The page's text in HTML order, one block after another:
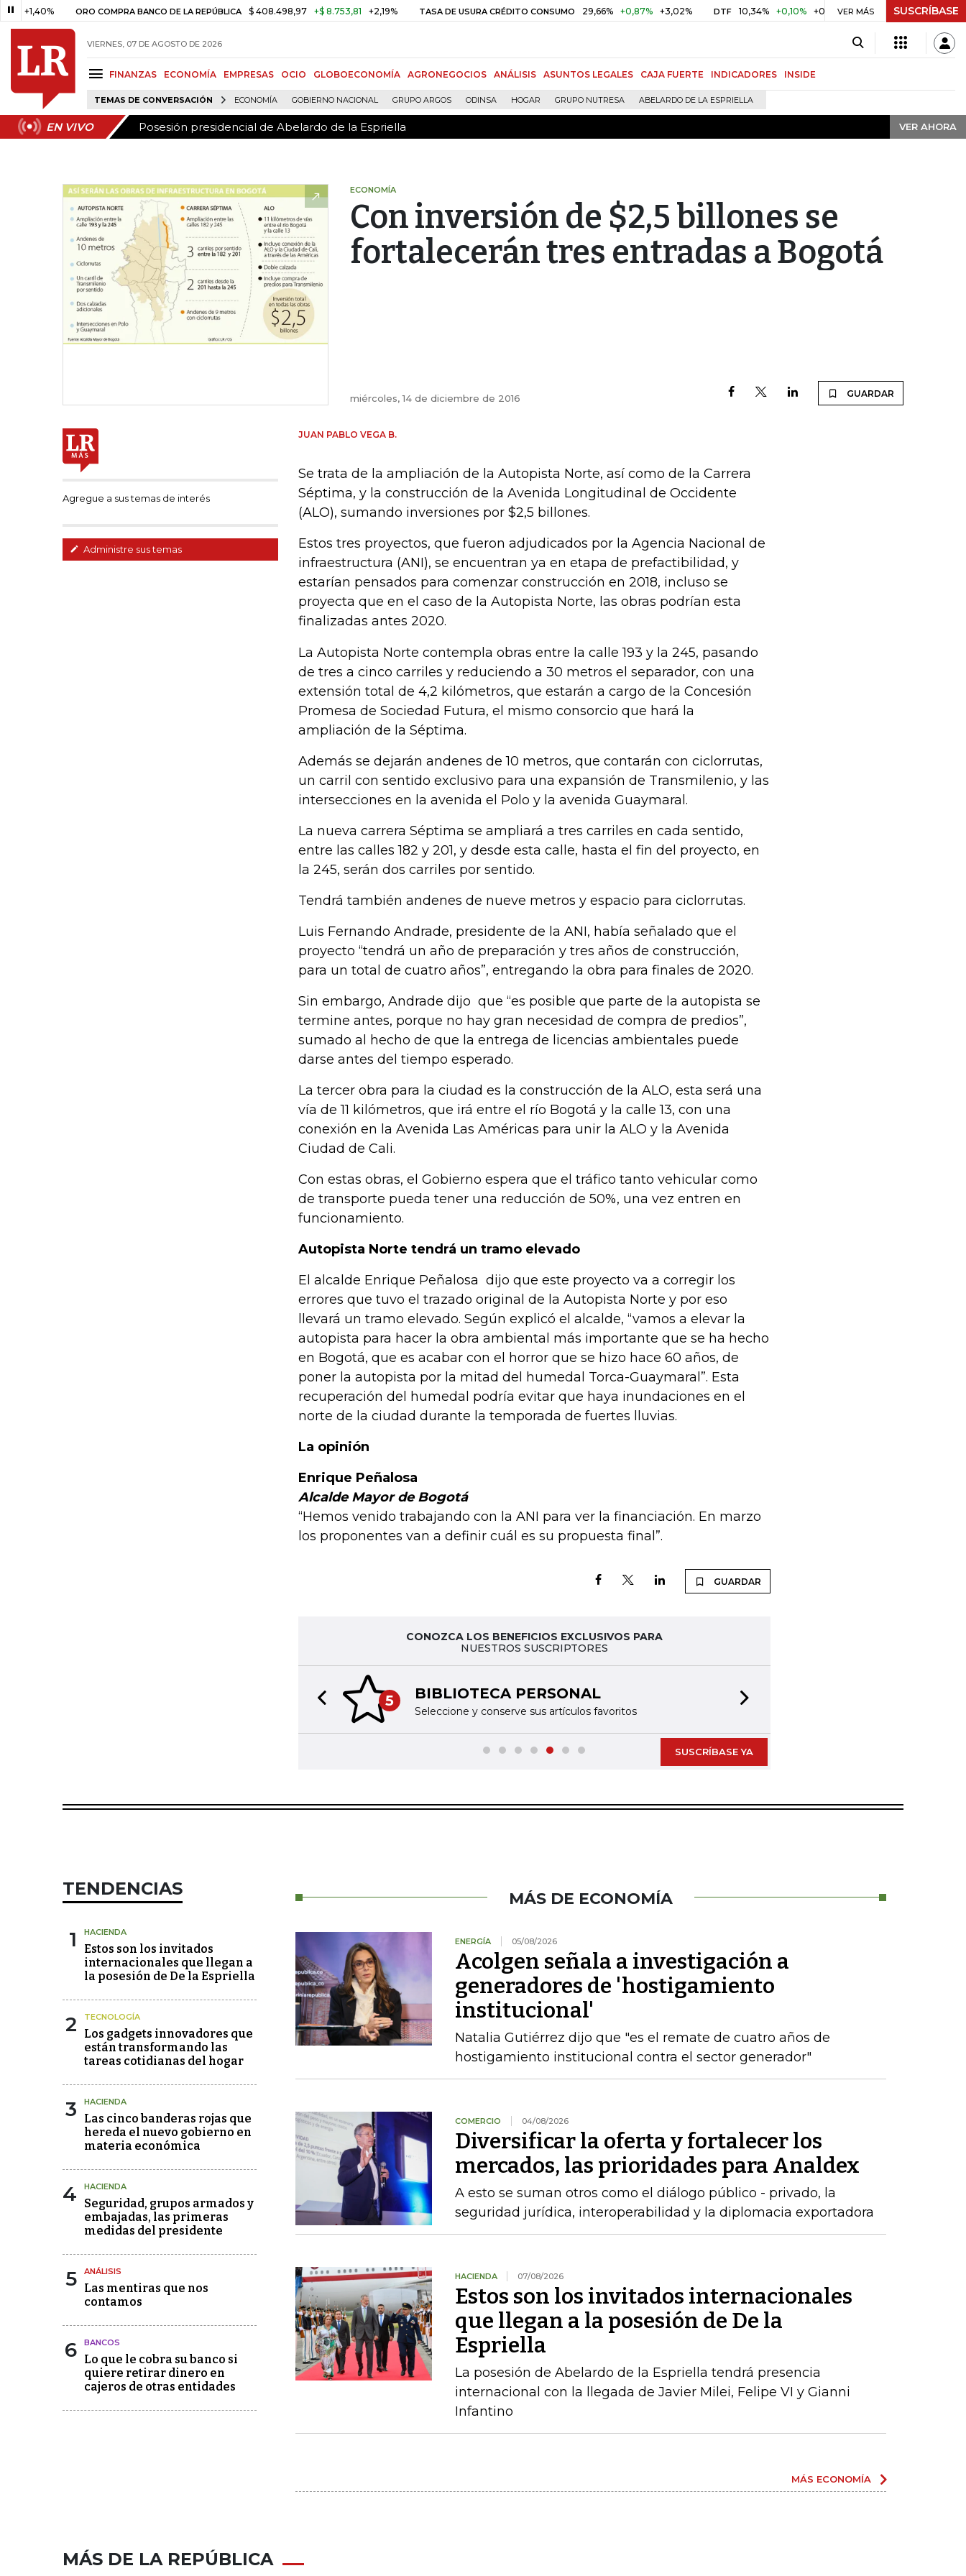
ORO COMPRA BANCO DE LA REPÚBLICA $ 408.498,97 +$ 8.753,81 +2,19% TASA DE USURA CRÉDITO CONSUMO 29,66% +0,87% +3,02% DTF 10,34% +0,10% +0,98% UVR $ 416,91 +$ 0,05 +0,01%
VER MÁS SUSCRÍBASE
VIERNES, 07 DE AGOSTO DE 2026
FINANZAS ECONOMÍA EMPRESAS OCIO GLOBOECONOMÍA AGRONEGOCIOS ANÁLISIS ASUNTOS LEGALES CAJA FUERTE INDICADORES INSIDE
TEMAS DE CONVERSACIÓN ECONOMÍA GOBIERNO NACIONAL GRUPO ARGOS ODINSA HOGAR GRUPO NUTRESA ABELARDO DE LA ESPRIELLA
EN VIVO Posesión presidencial de Abelardo de la Espriella VER AHORA
EN VIVO Posesión presidencial de Abelardo de la Espriella VER AHORA
ECONOMÍA
Con inversión de $2,5 billones se
fortalecerán tres entradas a Bogotá
miércoles, 14 de diciembre de 2016 GUARDAR
Agregue a sus temas de interés
Administre sus temas
JUAN PABLO VEGA B.
Se trata de la ampliación de la Autopista Norte, así como de la Carrera
Séptima, y la construcción de la Avenida Longitudinal de Occidente
(ALO), sumando inversiones por $2,5 billones.
Estos tres proyectos, que fueron adjudicados por la Agencia Nacional de
infraestructura (ANI), se encuentran ya en etapa de prefactibilidad, y
estarían pensados para comenzar construcción en 2018, incluso se
proyecta que en el caso de la Autopista Norte, las obras podrían esta
finalizadas antes 2020.
La Autopista Norte contempla obras entre la calle 193 y la 245, pasando
de tres a cinco carriles y reduciendo a 30 metros el separador, con una
extensión total de 4,2 kilómetros, que estarán a cargo de la Concesión
Promesa de Sociedad Futura, el mismo consorcio que hará la
ampliación de la Séptima.
Además se dejarán andenes de 10 metros, que contarán con ciclorrutas,
un carril con sentido exclusivo para una expansión de Transmilenio, y las
intersecciones en la avenida el Polo y la avenida Guaymaral.
La nueva carrera Séptima se ampliará a tres carriles en cada sentido,
entre las calles 182 y 201, y desde esta calle, hasta el fin del proyecto, en
la 245, serán dos carriles por sentido.
Tendrá también andenes de nueve metros y espacio para ciclorrutas.
Luis Fernando Andrade, presidente de la ANI, había señalado que el
proyecto “tendrá un año de preparación y tres años de construcción,
para un total de cuatro años”, entregando la obra para finales de 2020.
Sin embargo, Andrade dijo que “es posible que parte de la autopista se
termine antes, porque no hay gran necesidad de compra de predios”,
sumado al hecho de que la entrega de licencias ambientales puede
darse antes del tiempo esperado.
La tercer obra para la ciudad es la construcción de la ALO, esta será una
vía de 11 kilómetros, que irá entre el río Bogotá y la calle 13, con una
conexión en la Avenida Las Américas para unir la ALO y la Avenida
Ciudad de Cali.
Con estas obras, el Gobierno espera que el tráfico tanto vehicular como
de transporte pueda tener una reducción de 50%, una vez entren en
funcionamiento.
Autopista Norte tendrá un tramo elevado
El alcalde Enrique Peñalosa dijo que este proyecto va a corregir los
errores que tuvo el trazado original de la Autopista Norte y por eso
llevará un tramo elevado. Según explicó el alcalde, “vamos a elevar la
autopista para hacer la obra ambiental más importante que se ha hecho
en Bogotá, que es acabar con el horror que se hizo hace 60 años, de
poner la autopista por la mitad del humedal Torca-Guaymaral”. Esta
recuperación del humedal podría evitar que haya inundaciones en el
norte de la ciudad durante la temporada de fuertes lluvias.
La opinión
Enrique Peñalosa
Alcalde Mayor de Bogotá
“Hemos venido trabajando con la ANI para ver la financiación. En marzo
los proponentes van a definir cuál es su propuesta final”.
GUARDAR
CONOZCA LOS BENEFICIOS EXCLUSIVOS PARA
NUESTROS SUSCRIPTORES
5 BIBLIOTECA PERSONAL
Seleccione y conserve sus artículos favoritos
Previous slide
SUSCRÍBASE YA
TENDENCIAS
1 HACIENDA
Estos son los invitados
internacionales que llegan a
la posesión de De la Espriella
2 TECNOLOGÍA
Los gadgets innovadores que
están transformando las
tareas cotidianas del hogar
3 HACIENDA
Las cinco banderas rojas que
hereda el nuevo gobierno en
materia económica
4 HACIENDA
Seguridad, grupos armados y
embajadas, las primeras
medidas del presidente
5 ANÁLISIS
Las mentiras que nos
contamos
6 BANCOS
Lo que le cobra su banco si
quiere retirar dinero en
cajeros de otras entidades
MÁS DE ECONOMÍA
ENERGÍA 05/08/2026
Acolgen señala a investigación a
generadores de 'hostigamiento
institucional'
Natalia Gutiérrez dijo que "es el remate de cuatro años de
hostigamiento institucional contra el sector generador"
COMERCIO 04/08/2026
Diversificar la oferta y fortalecer los
mercados, las prioridades para Analdex
A esto se suman otros como el diálogo público - privado, la
seguridad jurídica, interoperabilidad y la diplomacia exportadora
HACIENDA 07/08/2026
Estos son los invitados internacionales
que llegan a la posesión de De la
Espriella
La posesión de Abelardo de la Espriella tendrá presencia
internacional con la llegada de Javier Milei, Felipe VI y Gianni
Infantino
MÁS ECONOMÍA
MÁS DE LA REPÚBLICA